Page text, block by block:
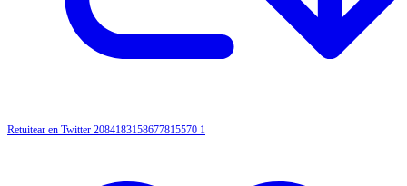
Retuitear en Twitter 2084183158677815570 1